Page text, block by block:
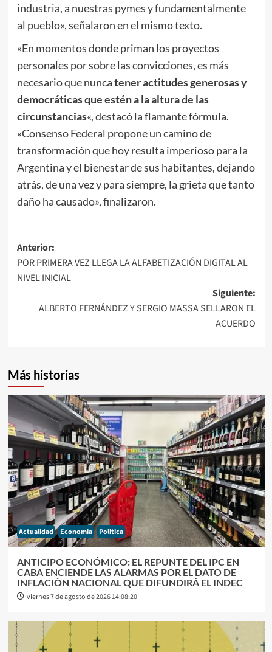
industria, a nuestras pymes y fundamentalmente
al pueblo», señalaron en el mismo texto.
«En momentos donde priman los proyectos
personales por sobre las convicciones, es más
necesario que nuncatener actitudes generosas y
democráticas que estén a la altura de las
circunstancias«, destacó la flamante fórmula.
«Consenso Federal propone un camino de
transformación que hoy resulta imperioso para la
Argentina y el bienestar de sus habitantes, dejando
atrás, de una vez y para siempre, la grieta que tanto
daño ha causado», finalizaron.
Navegación
de
Anterior:
POR PRIMERA VEZ LLEGA LA ALFABETIZACIÓN DIGITAL AL
NIVEL INICIAL
Siguiente:
ALBERTO FERNÁNDEZ Y SERGIO MASSA SELLARON EL
ACUERDO
Más historias
Actualidad Economia Politica
ANTICIPO ECONÓMICO: EL REPUNTE DEL IPC EN
CABA ENCIENDE LAS ALARMAS POR EL DATO DE
INFLACIÒN NACIONAL QUE DIFUNDIRÁ EL INDEC
viernes 7 de agosto de 2026 14:08:20